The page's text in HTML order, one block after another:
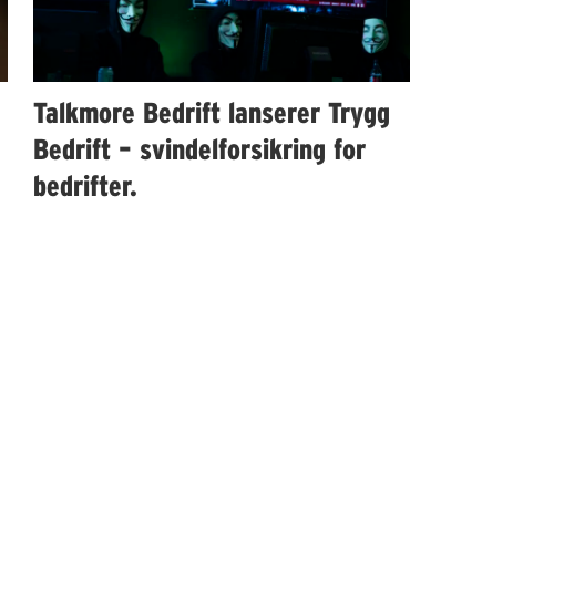
Talkmore Bedrift lanserer Trygg
Bedrift – svindelforsikring for
bedrifter.